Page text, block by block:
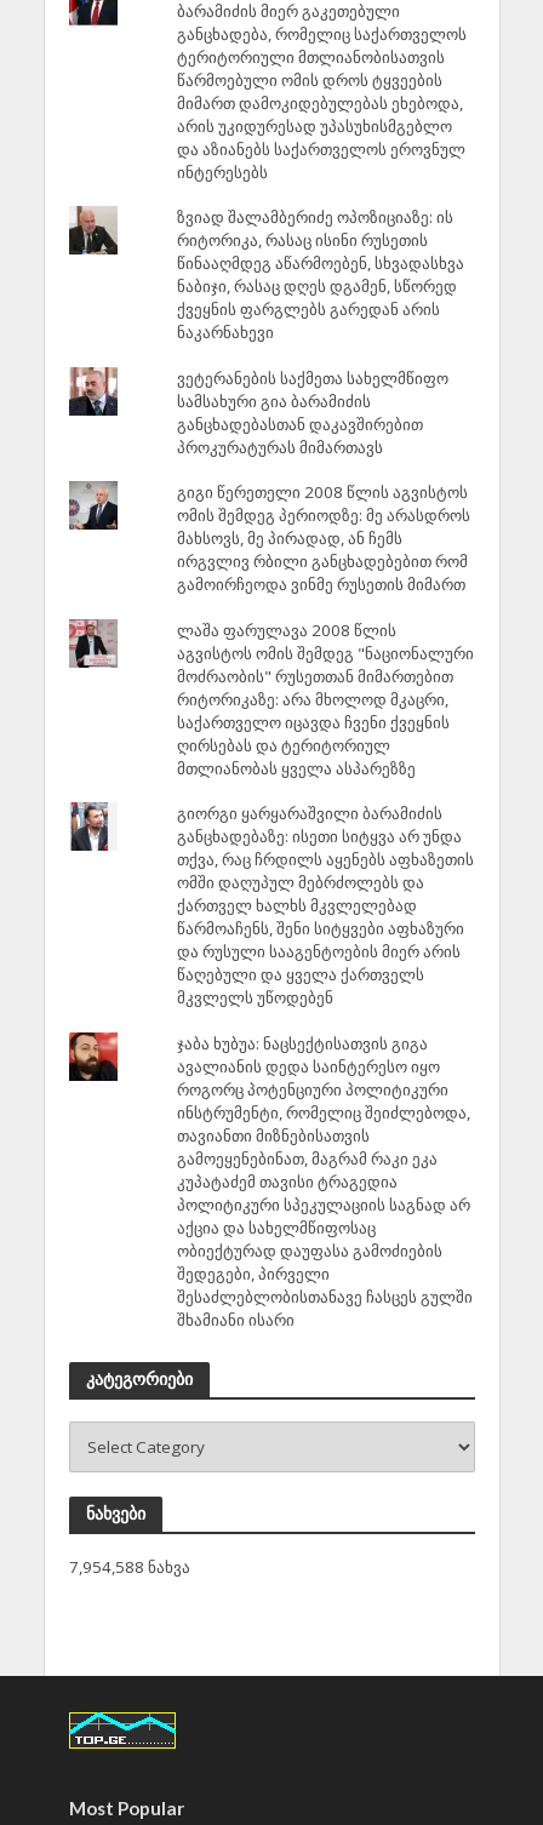
ბარამიძის მიერ გაკეთებული
განცხადება, რომელიც საქართველოს
ტერიტორიული მთლიანობისათვის
წარმოებული ომის დროს ტყვეების
მიმართ დამოკიდებულებას ეხებოდა,
არის უკიდურესად უპასუხისმგებლო
და აზიანებს საქართველოს ეროვნულ
ინტერესებს
ზვიად შალამბერიძე ოპოზიციაზე: ის
რიტორიკა, რასაც ისინი რუსეთის
წინააღმდეგ აწარმოებენ, სხვადასხვა
ნაბიჯი, რასაც დღეს დგამენ, სწორედ
ქვეყნის ფარგლებს გარედან არის
ნაკარნახევი
ვეტერანების საქმეთა სახელმწიფო
სამსახური გია ბარამიძის
განცხადებასთან დაკავშირებით
პროკურატურას მიმართავს
გიგი წერეთელი 2008 წლის აგვისტოს
ომის შემდეგ პერიოდზე: მე არასდროს
მახსოვს, მე პირადად, ან ჩემს
ირგვლივ რბილი განცხადებებით რომ
გამოირჩეოდა ვინმე რუსეთის მიმართ
ლაშა ფარულავა 2008 წლის
აგვისტოს ომის შემდეგ "ნაციონალური
მოძრაობის" რუსეთთან მიმართებით
რიტორიკაზე: არა მხოლოდ მკაცრი,
საქართველო იცავდა ჩვენი ქვეყნის
ღირსებას და ტერიტორიულ
მთლიანობას ყველა ასპარეზზე
გიორგი ყარყარაშვილი ბარამიძის
განცხადებაზე: ისეთი სიტყვა არ უნდა
თქვა, რაც ჩრდილს აყენებს აფხაზეთის
ომში დაღუპულ მებრძოლებს და
ქართველ ხალხს მკვლელებად
წარმოაჩენს, შენი სიტყვები აფხაზური
და რუსული სააგენტოების მიერ არის
წაღებული და ყველა ქართველს
მკვლელს უწოდებენ
ჯაბა ხუბუა: ნაცსექტისათვის გიგა
ავალიანის დედა საინტერესო იყო
როგორც პოტენციური პოლიტიკური
ინსტრუმენტი, რომელიც შეიძლებოდა,
თავიანთი მიზნებისათვის
გამოეყენებინათ, მაგრამ რაკი ეკა
კუპატაძემ თავისი ტრაგედია
პოლიტიკური სპეკულაციის საგნად არ
აქცია და სახელმწიფოსაც
ობიექტურად დაუფასა გამოძიების
შედეგები, პირველი
შესაძლებლობისთანავე ჩასცეს გულში
შხამიანი ისარი
კატეგორიები
ნახვები
7,954,588 ნახვა
Most Popular